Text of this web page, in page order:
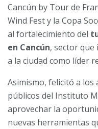
Cancún by Tour de
Wind Fest y la Copa
al fortalecimiento del
en Cancún, sector que
a la ciudad como líder
Asimismo, felicitó a
públicos del Instituto
aprovechar la
nuevas herramientas